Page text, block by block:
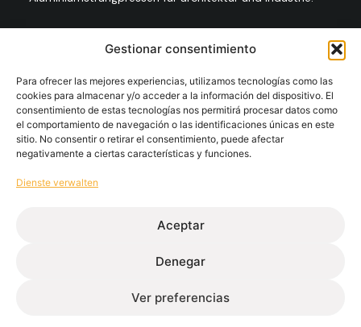
Gestionar consentimiento
Para ofrecer las mejores experiencias, utilizamos tecnologías como las
cookies para almacenar y/o acceder a la información del dispositivo. El
consentimiento de estas tecnologías nos permitirá procesar datos como
el comportamiento de navegación o las identificaciones únicas en este
sitio. No consentir o retirar el consentimiento, puede afectar
negativamente a ciertas características y funciones.
Dienste verwalten
Aceptar
Denegar
Ver preferencias
Folgen Sie Us:
Datenschutzbestimmungen